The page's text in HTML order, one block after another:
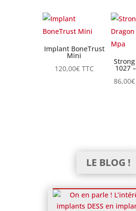
Implant BoneTrust
Mini
120,00€ TTC
1027
86,00€
LE BLOG !